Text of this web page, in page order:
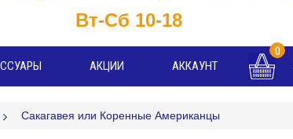
10-18
АКЦИИ АККАУНТ
0
> Сакагавея или Коренные Американцы